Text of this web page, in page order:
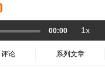
00:00 1x
评论 系列文章